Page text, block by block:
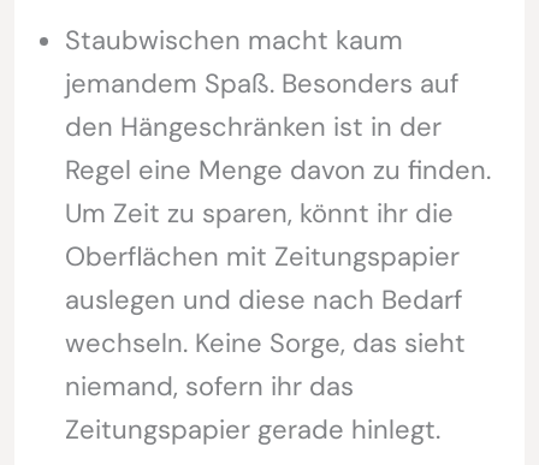
Staubwischen macht kaum
jemandem Spaß. Besonders auf
den Hängeschränken ist in der
Regel eine Menge davon zu finden.
Um Zeit zu sparen, könnt ihr die
Oberflächen mit Zeitungspapier
auslegen und diese nach Bedarf
wechseln. Keine Sorge, das sieht
niemand, sofern ihr das
Zeitungspapier gerade hinlegt.